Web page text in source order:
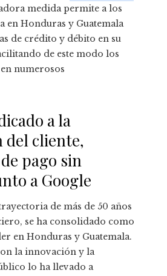
medida permite a los
en Honduras y Guatemala
de crédito y débito en su
de este modo los
numerosos
a la
del cliente,
pago sin
a Google
de más de 50 años
se ha consolidado como
en Honduras y Guatemala.
la innovación y la
lo ha llevado a